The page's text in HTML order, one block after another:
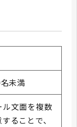
未満
文面を複数
ることで、